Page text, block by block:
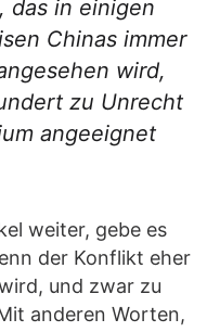
das in einigen
Chinas immer
wird,
zu Unrecht
angeeignet
weiter, gebe es
der Konflikt eher
und zwar zu
anderen Worten,